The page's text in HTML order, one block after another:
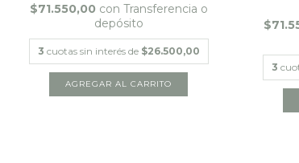
$71.550,00 con Transferencia o
depósito
3 cuotas sin interés de $26.500,00
3